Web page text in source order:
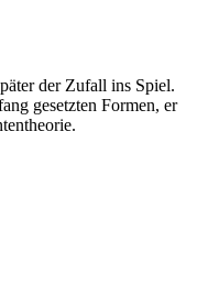
der Zufall ins Spiel.
gesetzten Formen, er